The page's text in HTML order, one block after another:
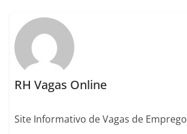
RH Vagas Online
Site Informativo de Vagas de Emprego